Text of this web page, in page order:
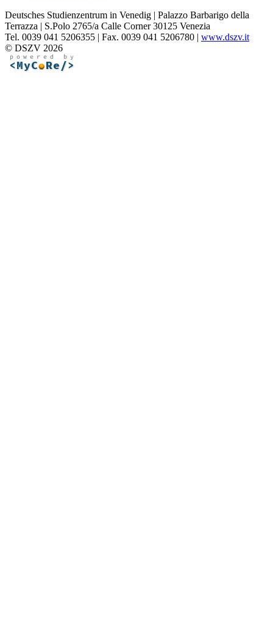
Deutsches Studienzentrum in Venedig | Palazzo Barbarigo della
Terrazza | S.Polo 2765/a Calle Corner 30125 Venezia
Tel. 0039 041 5206355 | Fax. 0039 041 5206780 | www.dszv.it
© DSZV 2026